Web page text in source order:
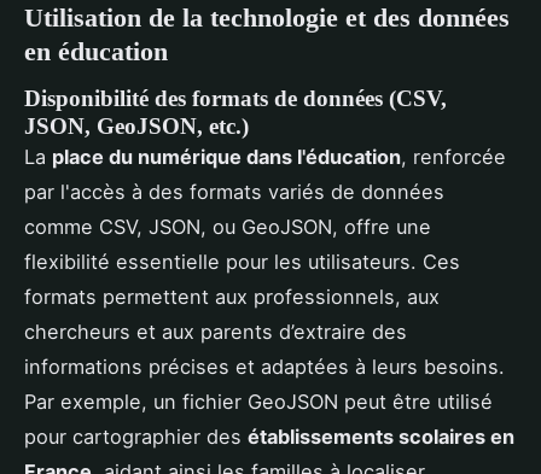
Utilisation de la technologie et des données
en éducation
Disponibilité des formats de données (CSV,
JSON, GeoJSON, etc.)
La place du numérique dans l'éducation, renforcée
par l'accès à des formats variés de données
comme CSV, JSON, ou GeoJSON, offre une
flexibilité essentielle pour les utilisateurs. Ces
formats permettent aux professionnels, aux
chercheurs et aux parents d’extraire des
informations précises et adaptées à leurs besoins.
Par exemple, un fichier GeoJSON peut être utilisé
pour cartographier des établissements scolaires en